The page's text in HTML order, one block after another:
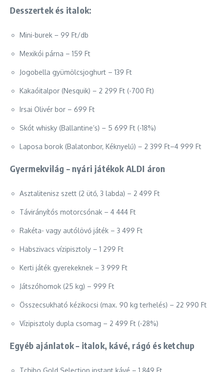
Desszertek és italok:
Mini-burek – 99 Ft/db
Mexikói párna – 159 Ft
Jogobella gyümölcsjoghurt – 139 Ft
Kakaóitalpor (Nesquik) – 2 299 Ft (-700 Ft)
Irsai Olivér bor – 699 Ft
Skót whisky (Ballantine’s) – 5 699 Ft (-18%)
Laposa borok (Balatonbor, Kéknyelű) – 2 399 Ft–4 999 Ft
Gyermekvilág – nyári játékok ALDI áron
Asztalitenisz szett (2 ütő, 3 labda) – 2 499 Ft
Távirányítós motorcsónak – 4 444 Ft
Rakéta- vagy autólövő játék – 3 499 Ft
Habszivacs vízipisztoly – 1 299 Ft
Kerti játék gyerekeknek – 3 999 Ft
Játszóhomok (25 kg) – 999 Ft
Összecsukható kézikocsi (max. 90 kg terhelés) – 22 990 Ft
Vízipisztoly dupla csomag – 2 499 Ft (-28%)
Egyéb ajánlatok – italok, kávé, rágó és ketchup